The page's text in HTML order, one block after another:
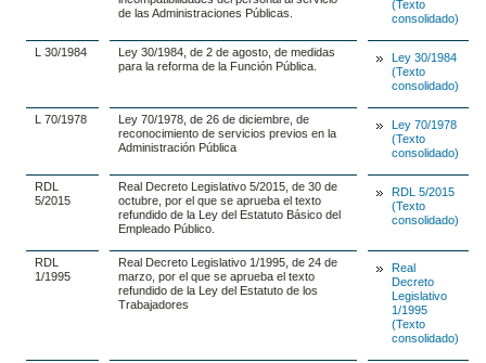
de las Administraciones Públicas.
(Texto
consolidado)
L 30/1984
Ley 30/1984, de 2 de agosto, de medidas
para la reforma de la Función Pública.
Ley 30/1984
(Texto
consolidado)
L 70/1978
Ley 70/1978, de 26 de diciembre, de
reconocimiento de servicios previos en la
Administración Pública
Ley 70/1978
(Texto
consolidado)
RDL
5/2015
Real Decreto Legislativo 5/2015, de 30 de
octubre, por el que se aprueba el texto
refundido de la Ley del Estatuto Básico del
Empleado Público.
RDL 5/2015
(Texto
consolidado)
RDL
1/1995
Real Decreto Legislativo 1/1995, de 24 de
marzo, por el que se aprueba el texto
refundido de la Ley del Estatuto de los
Trabajadores
Real
Decreto
Legislativo
1/1995
(Texto
consolidado)